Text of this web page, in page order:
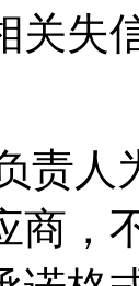
关失
责人
商，